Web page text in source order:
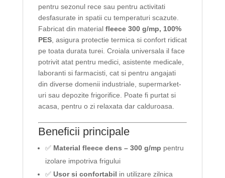
pentru sezonul rece sau pentru activitati
desfasurate in spatii cu temperaturi scazute.
Fabricat din material fleece 300 g/mp, 100%
PES, asigura protectie termica si confort ridicat
pe toata durata turei. Croiala universala il face
potrivit atat pentru medici, asistente medicale,
laboranti si farmacisti, cat si pentru angajati
din diverse domenii industriale, supermarket-
uri sau depozite frigorifice. Poate fi purtat si
acasa, pentru o zi relaxata dar calduroasa.
Beneficii principale
✅ Material fleece dens – 300 g/mp pentru
izolare impotriva frigului
✅ Usor si confortabil in utilizare zilnica